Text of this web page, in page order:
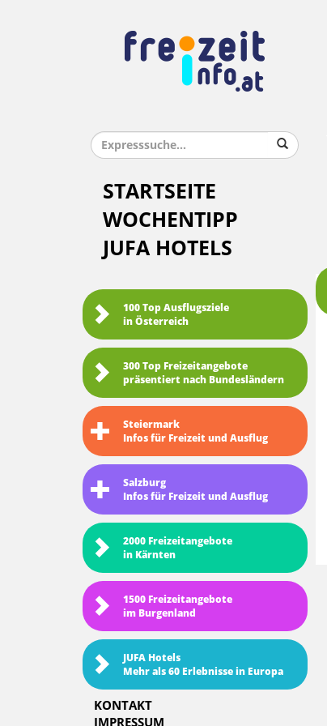
STARTSEITE
WOCHENTIPP
JUFA HOTELS
100 Top Ausflugsziele
in Österreich
300 Top Freizeitangebote
präsentiert nach Bundesländern
Steiermark
Infos für Freizeit und Ausflug
Salzburg
Infos für Freizeit und Ausflug
2000 Freizeitangebote
in Kärnten
1500 Freizeitangebote
im Burgenland
JUFA Hotels
Mehr als 60 Erlebnisse in Europa
KONTAKT
IMPRESSUM